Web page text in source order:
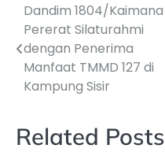
Navigasi
pos
Dandim 1804/Kaimana
Pererat Silaturahmi
dengan Penerima
Manfaat TMMD 127 di
Kampung Sisir
Related Posts